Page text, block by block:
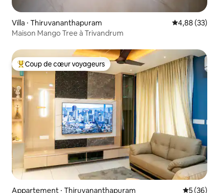
Villa ⋅ Thiruvananthapuram Évaluation
4,88 (33)
Maison Mango Tree à Trivandrum
Coups de cœur voyageurs les plus appréciés
Coup de cœur voyageurs
Appartement ⋅ Thiruvananthapuram
5 (36)